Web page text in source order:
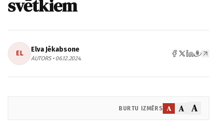
svētkiem
EL Elva Jēkabsone
AUTORS • 06.12.2024.
BURTU IZMĒRS A A A